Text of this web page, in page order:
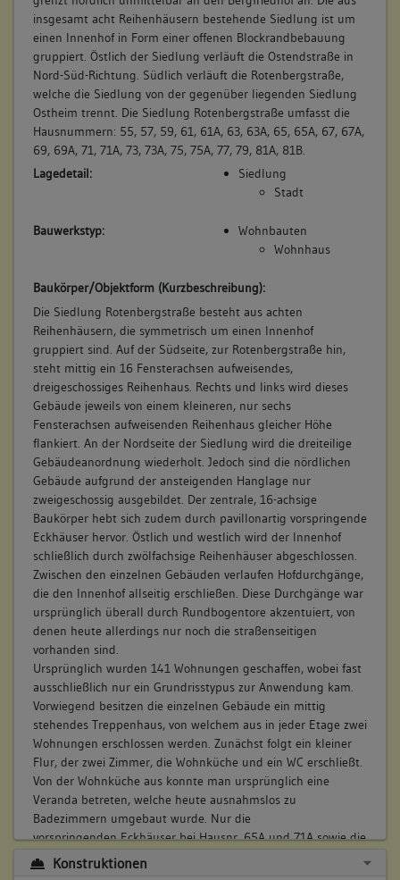
erneuert, so dass von der ehemaligen Ausstattung in den
Wohnungen nichts mehr zu sehen ist.
Betroffene Gebäudeteile:
keine
insgesamt acht Reihenhäusern bestehende Siedlung ist um
einen Innenhof in Form einer offenen Blockrandbebauung
gruppiert. Östlich der Siedlung verläuft die Ostendstraße in
Nord-Süd-Richtung. Südlich verläuft die Rotenbergstraße,
welche die Siedlung von der gegenüber liegenden Siedlung
Ostheim trennt. Die Siedlung Rotenbergstraße umfasst die
Hausnummern: 55, 57, 59, 61, 61A, 63, 63A, 65, 65A, 67, 67A,
69, 69A, 71, 71A, 73, 73A, 75, 75A, 77, 79, 81A, 81B.
Lagedetail:
Siedlung
Stadt
Bauwerkstyp:
Wohnbauten
Wohnhaus
Baukörper/Objektform (Kurzbeschreibung):
Die Siedlung Rotenbergstraße besteht aus achten
Reihenhäusern, die symmetrisch um einen Innenhof
gruppiert sind. Auf der Südseite, zur Rotenbergstraße hin,
steht mittig ein 16 Fensterachsen aufweisendes,
dreigeschossiges Reihenhaus. Rechts und links wird dieses
Gebäude jeweils von einem kleineren, nur sechs
Fensterachsen aufweisenden Reihenhaus gleicher Höhe
flankiert. An der Nordseite der Siedlung wird die dreiteilige
Gebäudeanordnung wiederholt. Jedoch sind die nördlichen
Gebäude aufgrund der ansteigenden Hanglage nur
zweigeschossig ausgebildet. Der zentrale, 16-achsige
Baukörper hebt sich zudem durch pavillonartig vorspringende
Eckhäuser hervor. Östlich und westlich wird der Innenhof
schließlich durch zwölfachsige Reihenhäuser abgeschlossen.
Zwischen den einzelnen Gebäuden verlaufen Hofdurchgänge,
die den Innenhof allseitig erschließen. Diese Durchgänge war
ursprünglich überall durch Rundbogentore akzentuiert, von
denen heute allerdings nur noch die straßenseitigen
vorhanden sind.
Ursprünglich wurden 141 Wohnungen geschaffen, wobei fast
ausschließlich nur ein Grundrisstypus zur Anwendung kam.
Vorwiegend besitzen die einzelnen Gebäude ein mittig
stehendes Treppenhaus, von welchem aus in jeder Etage zwei
Wohnungen erschlossen werden. Zunächst folgt ein kleiner
Flur, der zwei Zimmer, die Wohnküche und ein WC erschließt.
Von der Wohnküche aus konnte man ursprünglich eine
Veranda betreten, welche heute ausnahmslos zu
Badezimmern umgebaut wurde. Nur die
vorspringenden Eckhäuser bei Hausnr. 65A und 71A sowie die
Wohnungen im 1952 wiederaufgebauten Reihenhaus Hausnr.
77-81B zeigen geringfügig andere Grundrissstrukturen.
Konstruktionen